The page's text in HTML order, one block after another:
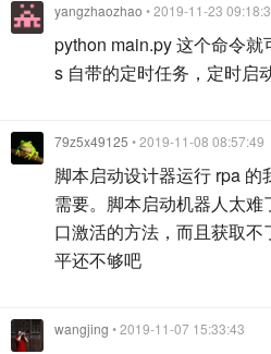
yangzhaozhao • 2019-11-23
python main.py 这个命令
s 自带的定时任务，定时启
79z5x49125 • 2019-11-08 08:57:49
脚本启动设计器运行 rpa
需要。脚本启动机器人太
口激活的方法，而且获取
平还不够吧
wangjing • 2019-11-07 15:33:43